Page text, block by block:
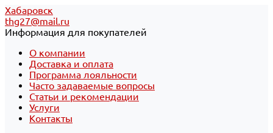
Хабаровск
thg27@mail.ru
Информация для покупателей
О компании
Доставка и оплата
Программа лояльности
Часто задаваемые вопросы
Статьи и рекомендации
Услуги
Контакты